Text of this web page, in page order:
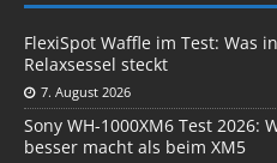
FlexiSpot Waffle im Test: Was
Relaxsessel steckt
7. August 2026
Sony WH-1000XM6 Test 2026:
besser macht als beim XM5